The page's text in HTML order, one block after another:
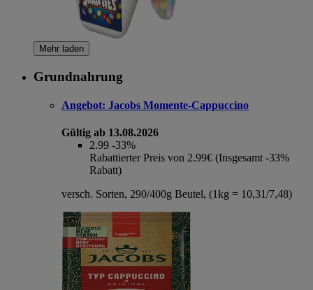
Mehr laden
Grundnahrung
Angebot: Jacobs Momente-Cappuccino
Gültig ab 13.08.2026
2.99 -33%
Rabattierter Preis von 2.99€ (Insgesamt -33%
Rabatt)
versch. Sorten, 290/400g Beutel, (1kg = 10,31/7,48)